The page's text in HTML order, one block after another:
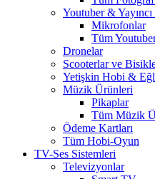
Youtuber &
Mikrofonlar
Tüm
Dronelar
Scooterlar ve
Yetişkin Hobi &
Müzik Ürünleri
Pikaplar
Tüm Müzik
Ödeme Kartları
Tüm Hobi-Oyun
TV-Ses Sistemleri
Televizyonlar